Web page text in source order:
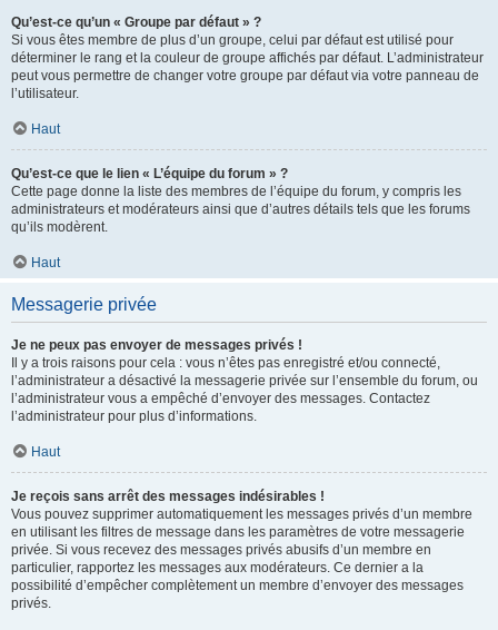
Qu’est-ce qu’un « Groupe par défaut » ?
Si vous êtes membre de plus d’un groupe, celui par défaut est utilisé pour
déterminer le rang et la couleur de groupe affichés par défaut. L’administrateur
peut vous permettre de changer votre groupe par défaut via votre panneau de
l’utilisateur.
Haut
Qu’est-ce que le lien « L’équipe du forum » ?
Cette page donne la liste des membres de l’équipe du forum, y compris les
administrateurs et modérateurs ainsi que d’autres détails tels que les forums
qu’ils modèrent.
Haut
Messagerie privée
Je ne peux pas envoyer de messages privés !
Il y a trois raisons pour cela : vous n’êtes pas enregistré et/ou connecté,
l’administrateur a désactivé la messagerie privée sur l’ensemble du forum, ou
l’administrateur vous a empêché d’envoyer des messages. Contactez
l’administrateur pour plus d’informations.
Haut
Je reçois sans arrêt des messages indésirables !
Vous pouvez supprimer automatiquement les messages privés d’un membre
en utilisant les filtres de message dans les paramètres de votre messagerie
privée. Si vous recevez des messages privés abusifs d’un membre en
particulier, rapportez les messages aux modérateurs. Ce dernier a la
possibilité d’empêcher complètement un membre d’envoyer des messages
privés.